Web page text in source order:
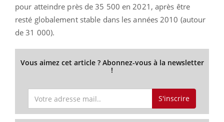
pour atteindre près de 35 500 en 2021, après être
resté globalement stable dans les années 2010 (autour
de 31 000).
Vous aimez cet article ? Abonnez-vous à la newsletter
!
S'inscrire